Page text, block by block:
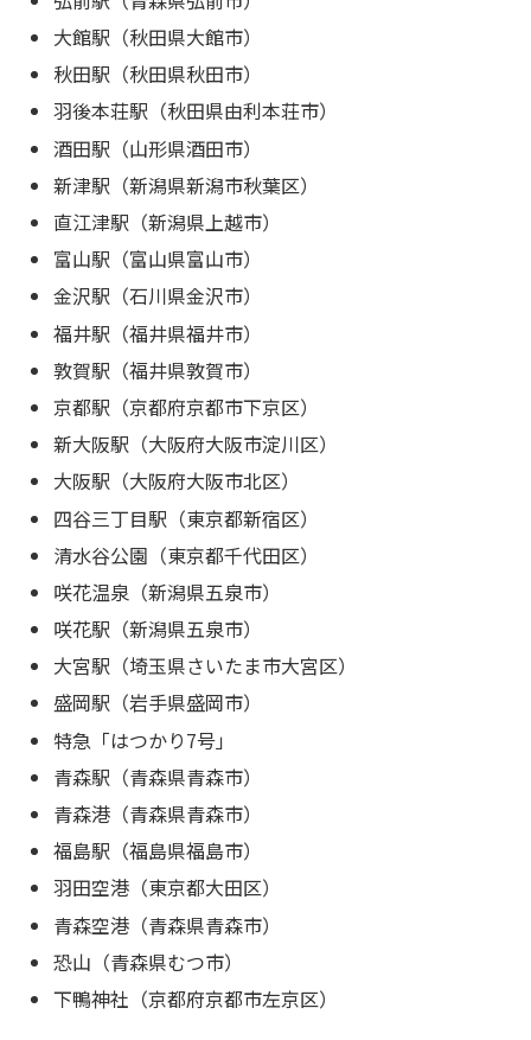
大館駅（秋田県大館市）
秋田駅（秋田県秋田市）
羽後本荘駅（秋田県由利本荘市）
酒田駅（山形県酒田市）
新津駅（新潟県新潟市秋葉区）
直江津駅（新潟県上越市）
富山駅（富山県富山市）
金沢駅（石川県金沢市）
福井駅（福井県福井市）
敦賀駅（福井県敦賀市）
京都駅（京都府京都市下京区）
新大阪駅（大阪府大阪市淀川区）
大阪駅（大阪府大阪市北区）
四谷三丁目駅（東京都新宿区）
清水谷公園（東京都千代田区）
咲花温泉（新潟県五泉市）
咲花駅（新潟県五泉市）
大宮駅（埼玉県さいたま市大宮区）
盛岡駅（岩手県盛岡市）
特急「はつかり7号」
青森駅（青森県青森市）
青森港（青森県青森市）
福島駅（福島県福島市）
羽田空港（東京都大田区）
青森空港（青森県青森市）
恐山（青森県むつ市）
下鴨神社（京都府京都市左京区）